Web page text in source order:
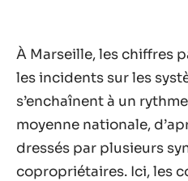
À Marseille, les chiffres
les incidents sur les
s’enchaînent à un
moyenne nationale,
dressés par plusieurs
copropriétaires. Ici, les